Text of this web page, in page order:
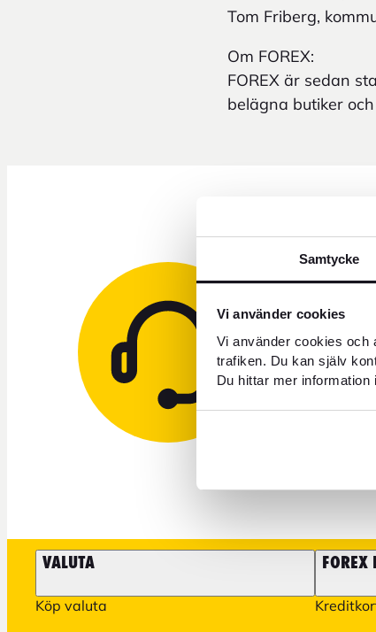
Samtycke
Vi använder cookies
Vi använder cookies och
trafiken. Du kan själv
Du hittar mer information
Tom Friberg,
Om FOREX:
FOREX är sedan
belägna butiker
+46
VALUTA
Köp valuta
FOREX